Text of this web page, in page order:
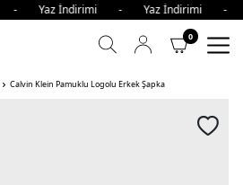
- Yaz İndirimi - Yaz
0
Calvin Klein Pamuklu Logolu Erkek Şapka